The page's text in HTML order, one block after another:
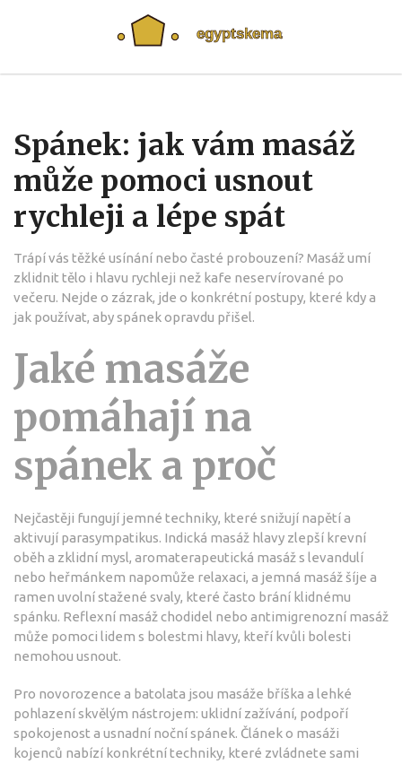
Spánek: jak vám masáž
může pomoci usnout
rychleji a lépe spát
Trápí vás těžké usínání nebo časté probouzení? Masáž umí
zklidnit tělo i hlavu rychleji než kafe neservírované po
večeru. Nejde o zázrak, jde o konkrétní postupy, které kdy a
jak používat, aby spánek opravdu přišel.
Jaké masáže
pomáhají na
spánek a proč
Nejčastěji fungují jemné techniky, které snižují napětí a
aktivují parasympatikus. Indická masáž hlavy zlepší krevní
oběh a zklidní mysl, aromaterapeutická masáž s levandulí
nebo heřmánkem napomůže relaxaci, a jemná masáž šíje a
ramen uvolní stažené svaly, které často brání klidnému
spánku. Reflexní masáž chodidel nebo antimigrenozní masáž
může pomoci lidem s bolestmi hlavy, kteří kvůli bolesti
nemohou usnout.
Pro novorozence a batolata jsou masáže bříška a lehké
pohlazení skvělým nástrojem: uklidní zažívání, podpoří
spokojenost a usnadní noční spánek. Článek o masáži
kojenců nabízí konkrétní techniky, které zvládnete sami